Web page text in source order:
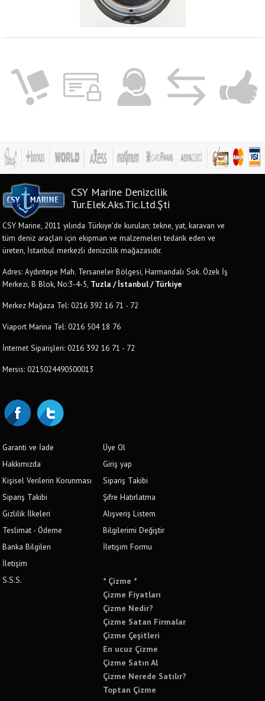
CSY Marine Denizcilik
Tur.Elek.Aks.Tic.Ltd.Şti
CSY Marine, 2011 yılında Türkiye'de kurulan; tekne, yat, karavan ve
tüm deniz araçları için ekipman ve malzemeleri tedarik eden ve
üreten, İstanbul merkezli denizcilik mağazasıdır.
Adres: Aydıntepe Mah. Tersaneler Bölgesi, Harmandalı Sok. Özek İş
Merkezi, B Blok, No:3-4-5, Tuzla / İstanbul / Türkiye
Merkez Mağaza Tel: 0216 392 16 71 - 72
Viaport Marina Tel: 0216 504 18 76
İnternet Siparişleri: 0216 392 16 71 - 72
Mersis: 0215024490500013
Garanti ve İade
Hakkımızda
Kişisel Verilerin Korunması
Sipariş Takibi
Gizlilik İlkeleri
Teslimat - Ödeme
Banka Bilgileri
İletişim
S.S.S.
Üye Ol
Giriş yap
Sipariş Takibi
Şifre Hatırlatma
Alışveriş Listem
Bilgilerimi Değiştir
İletişim Formu
* Çizme *
Çizme Fiyatları
Çizme Nedir?
Çizme Satan Firmalar
Çizme Çeşitleri
En ucuz Çizme
Çizme Satın Al
Çizme Nerede Satılır?
Toptan Çizme